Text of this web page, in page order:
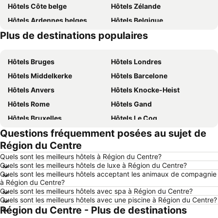
Hôtels Côte belge
Hôtels Zélande
Hôtels Ardennes belges
Hôtels Belgique
Hôtels Majorque
Hôtels Ténérife
Plus de destinations populaires
Hôtels Bruges
Hôtels Londres
Hôtels Middelkerke
Hôtels Barcelone
Hôtels Anvers
Hôtels Knocke-Heist
Hôtels Rome
Hôtels Gand
Hôtels Bruxelles
Hôtels Le Coq
Hôtels Rotterdam
Hôtels Hasselt
Hôtels Le Touquet-Paris-Plage
Hôtels Dunkerque
Hôtels Málaga
Hôtels Maastricht
Hôtels La Haye
Hôtels Boulogne-sur-Mer
Hôtels Côte d´Opale
Hôtels Luxembourg
Hôtels Espagne
Questions fréquemment posées au sujet de
Région du Centre
Quels sont les meilleurs hôtels à Région du Centre?
Quels sont les meilleurs hôtels de luxe à Région du Centre?
Quels sont les meilleurs hôtels acceptant les animaux de compagnie
à Région du Centre?
Quels sont les meilleurs hôtels avec spa à Région du Centre?
Quels sont les meilleurs hôtels avec une piscine à Région du Centre?
Région du Centre - Plus de destinations